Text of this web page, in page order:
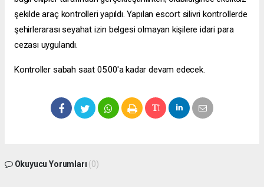
şekilde araç kontrolleri yapıldı. Yapılan escort silivri kontrollerde
şehirlerarası seyahat izin belgesi olmayan kişilere idari para
cezası uygulandı.
Kontroller sabah saat 05.00'a kadar devam edecek.
Okuyucu Yorumları (0)